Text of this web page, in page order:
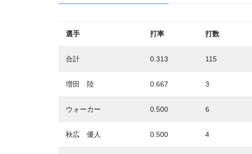
選手 打率 打数
合計 0.313 115
増田 陸 0.667 3
ウォーカー 0.500 6
秋広 優人 0.500 4